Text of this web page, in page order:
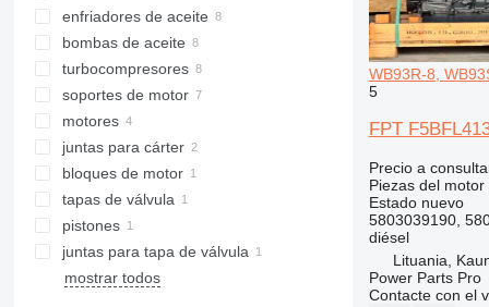
enfriadores de aceite
bombas de aceite
turbocompresores
soportes de motor
motores
juntas para cárter
bloques de motor
tapas de válvula
pistones
juntas para tapa de válvula
mostrar todos
WB93R-8,
5
FPT
Precio a
Piezas del
Estadonuevo
5803039190,
diésel
Lituania,
Power Parts Pro
Contacte con el